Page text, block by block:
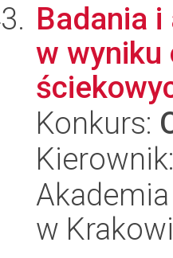
Badania
w wyniku
Konkurs:
w